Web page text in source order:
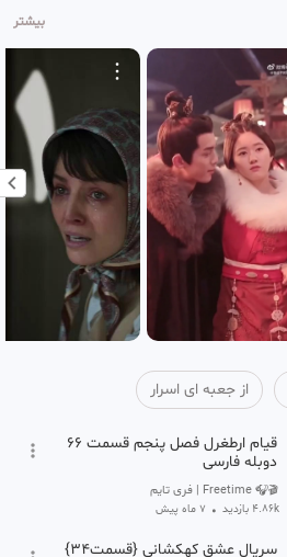
جعبه ای اسرار
1 ماه پیش
فیلم شانتی در جستجوی آرامش
۲۰۲۶ دوبله فارسی
جعبه ای اسرار
1 ماه پیش
فیلم نمک و کافور دوبله فارسی
۲۰۲۶
جعبه ای اسرار
1 ماه پیش
فیلم هندی خانواده پردردسر ۲۰۲۶
جعبه ای اسرار
بیشتر
از جعبه ای اسرار
قیام ارطغرل فصل پنجم قسمت ۶۶
دوبله فارسی
🎬🎧 Freetime | فری تایم 🍿
4.86k بازدید • 7 ماه پیش
سریال عشق کهکشانی {قسمت34}